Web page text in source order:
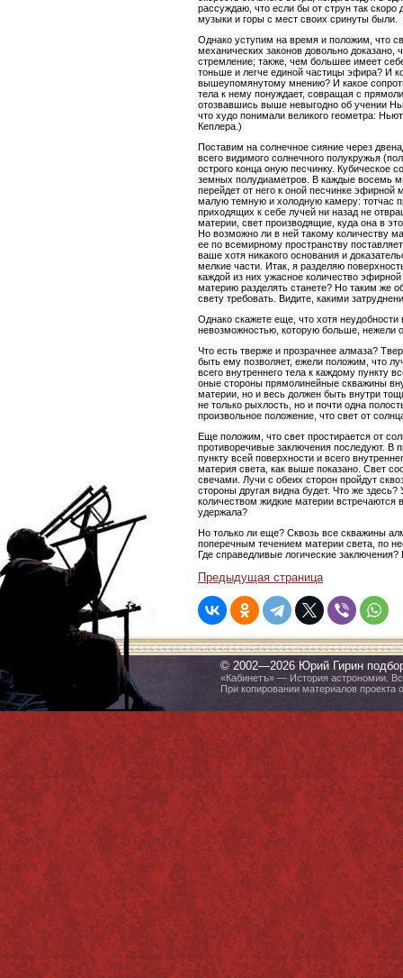
рассуждаю, что если бы от струн так
музыки и горы с мест своих сринуты были.
Однако уступим на время и положим, что
механических законов довольно
стремление; также, чем большее имеет
тоньше и легче единой частицы эфира? И
вышеупомянутому мнению? И какое
тела к нему понуждает, совращая с
отозвавшись выше невыгодно об учении
что худо понимали великого геометра:
Кеплера.)
Поставим на солнечное сияние через
всего видимого солнечного полукружья
острого конца оную песчинку. Кубическое
земных полудиаметров. В каждые восемь
перейдет от него к оной песчинке
малую темную и холодную камеру: тотчас
приходящих к себе лучей ни назад не
материи, свет производящие, куда она в
Но возможно ли в ней такому количеству
ее по всемирному пространству
ваше хотя никакого основания и
мелкие части. Итак, я разделяю
каждой из них ужасное количество
материю разделять станете? Но таким же
свету требовать. Видите, какими
Однако скажете еще, что хотя
невозможностью, которую больше,
Что есть тверже и прозрачнее алмаза?
быть ему позволяет, ежели положим, что
всего внутреннего тела к каждому пункту
оные стороны прямолинейные скважины
материи, но и весь должен быть внутри
не только рыхлость, но и почти одна
произвольное положение, что свет от
Еще положим, что свет простирается от
противоречивые заключения последуют. В
пункту всей поверхности и всего
материя света, как выше показано. Свет
свечами. Лучи с обеих сторон пройдут
стороны другая видна будет. Что же
количеством жидкие материи встречаются
удержала?
Но только ли еще? Сквозь все скважины
поперечным течением материи света, по
Где справедливые логические
Предыдущая страница
© 2002—2026 Юрий Гирин
«Кабинетъ» — История астрономии.
При копировании материалов проекта